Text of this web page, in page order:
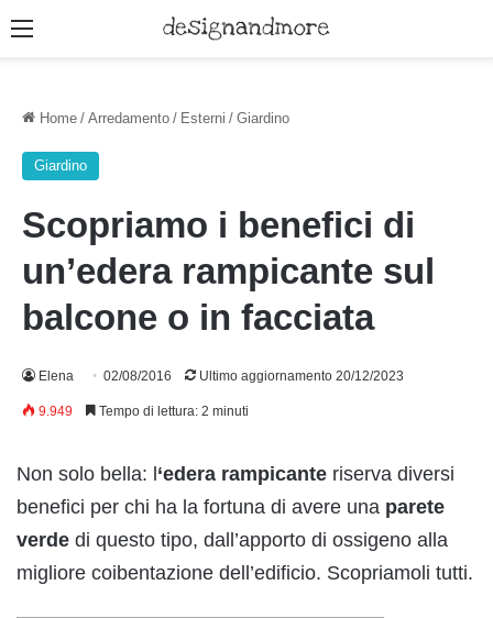
Menu
Home / Arredamento / Esterni / Giardino
Giardino
Scopriamo i benefici di
un’edera rampicante sul
balcone o in facciata
Elena 02/08/2016 Ultimo aggiornamento 20/12/2023
9.949 Tempo di lettura: 2 minuti
Non solo bella: l‘edera rampicante riserva diversi
benefici per chi ha la fortuna di avere una parete
verde di questo tipo, dall’apporto di ossigeno alla
migliore coibentazione dell’edificio. Scopriamoli tutti.